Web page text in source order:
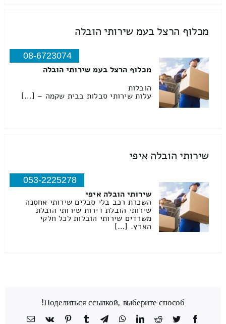
מכלוף הרצל בעמ שירותי הובלה
08-6723074
מכלוף הרצל בעמ שירותי הובלה
הובלות
עלות שירותי סבלות בבית שקמה – […]
שירותי הובלה איפי
053-2225278
שירותי הובלה איפי
השכרת רכב בלי סבלים שירותי אחסנה
שירותי הובלת דירות שירותי הובלת
משרדים שירותי הובלות לכל חלקי
הארץ. […]
Поделиться ссылкой, выберите способ!
Facebook
Twitter
Reddit
LinkedIn
WhatsApp
Telegram
Tumblr
Pinterest
Vk
כתובת